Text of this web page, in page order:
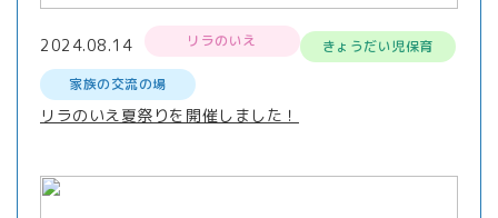
2024.08.14 リラのいえ
きょうだい児保育
家族の交流の場
リラのいえ夏祭りを開催しました！